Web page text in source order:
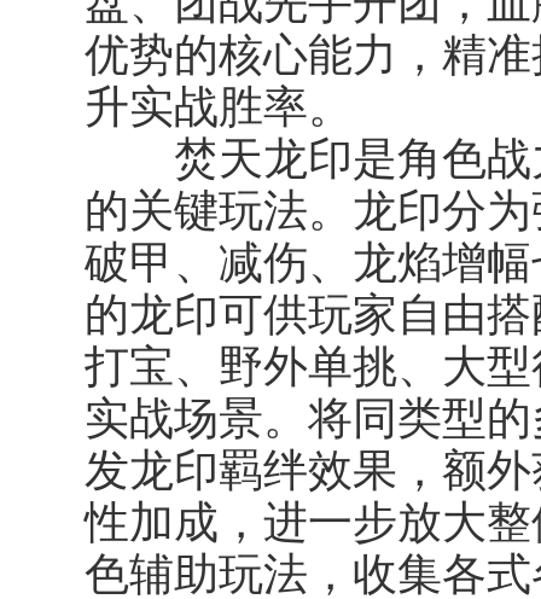
优势的核心能力，精
升实战胜率。
焚天龙印是角色战
的关键玩法。龙印分
破甲、减伤、龙焰增
的龙印可供玩家自由
打宝、野外单挑、大
实战场景。将同类型
发龙印羁绊效果，额
性加成，进一步放大
色辅助玩法，收集各